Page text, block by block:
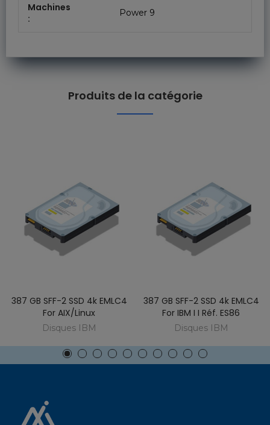
Machines
:
Power 9
Produits de la catégorie
387 GB SFF-2 SSD 4k EMLC4
For AIX/Linux
Disques IBM
387 GB SFF-2 SSD 4k EMLC4
For IBM I I Réf. ES86
Disques IBM